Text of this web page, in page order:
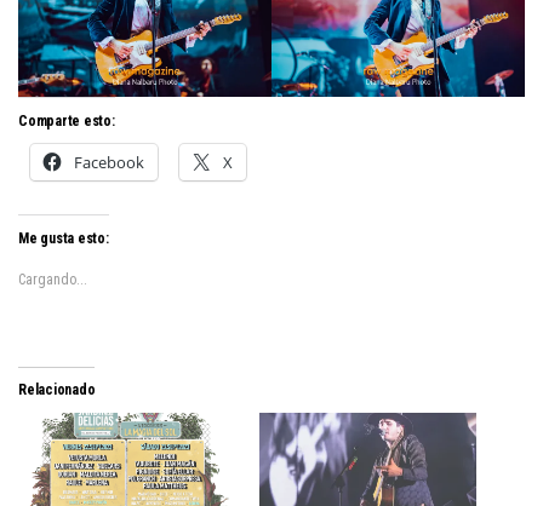
Comparte esto:
Facebook X
Me gusta esto:
Cargando...
Relacionado